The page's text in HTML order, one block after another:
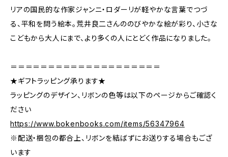
リアの国民的な作家ジャンニ・ロダーリが軽やかな言葉でつづ
る、平和を問う絵本。荒井良二さんののびやかな絵が彩り、⼩さな
こどもから⼤⼈にまで、より多くの人にとどく作品になりました。
＝＝＝＝＝＝＝＝＝＝＝＝＝＝＝＝＝＝＝＝
★ギフトラッピング承ります★
ラッピングのデザイン、リボンの色等は以下のページからご確認く
ださい
https://www.bokenbooks.com/items/56347964
※配送・梱包の都合上、リボンを結ばずにお送りする場合もござ
います